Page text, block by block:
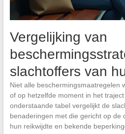
Vergelijking van
slachtoffers van
Niet alle beschermingsmaatregelen
of op hetzelfde moment in het
onderstaande tabel vergelijkt de
benaderingen met die gericht op de
hun reikwijdte en bekende